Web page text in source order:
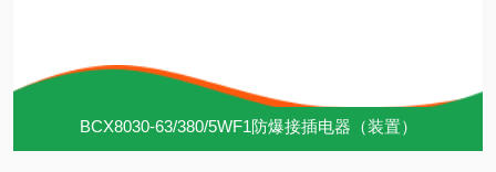
BCX8030-63/380/5WF1防爆接插电器（装置）